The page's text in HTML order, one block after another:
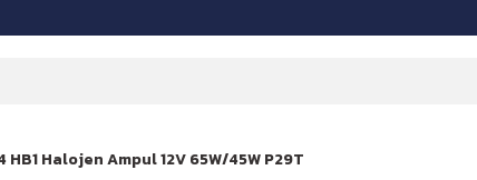
HB1 Halojen Ampul 12V 65W/45W P29T